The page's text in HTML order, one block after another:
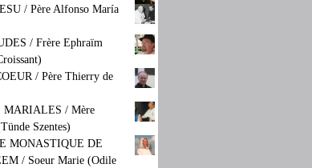
/ Père Alfonso María
/ Frère Ephraïm
/ Père Thierry de
MARIALES / Mère
Szentes)
MONASTIQUE DE
/ Soeur Marie (Odile